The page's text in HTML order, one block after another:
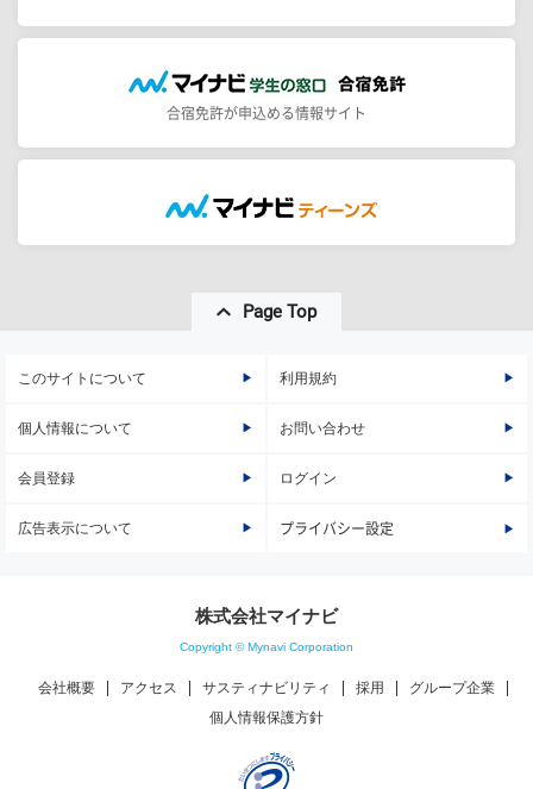
合宿免許が申込める情報サイト
Page Top
このサイトについて 利用規約
個人情報について お問い合わせ
会員登録 ログイン
広告表示について プライバシー設定
株式会社マイナビ
Copyright © Mynavi Corporation
会社概要 アクセス サスティナビリティ 採用
グループ企業
個人情報保護方針